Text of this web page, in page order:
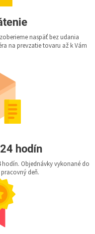
naspäť bez udania
na prevzatie tovaru až k Vám
hodín
Objednávky vykonané do
deň.